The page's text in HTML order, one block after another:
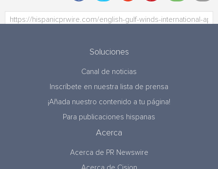
Soluciones
Canal de noticias
Inscríbete en nuestra lista de prensa
¡Añada nuestro contenido a tu página!
Para publicaciones hispanas
Acerca
Acerca de PR Newswire